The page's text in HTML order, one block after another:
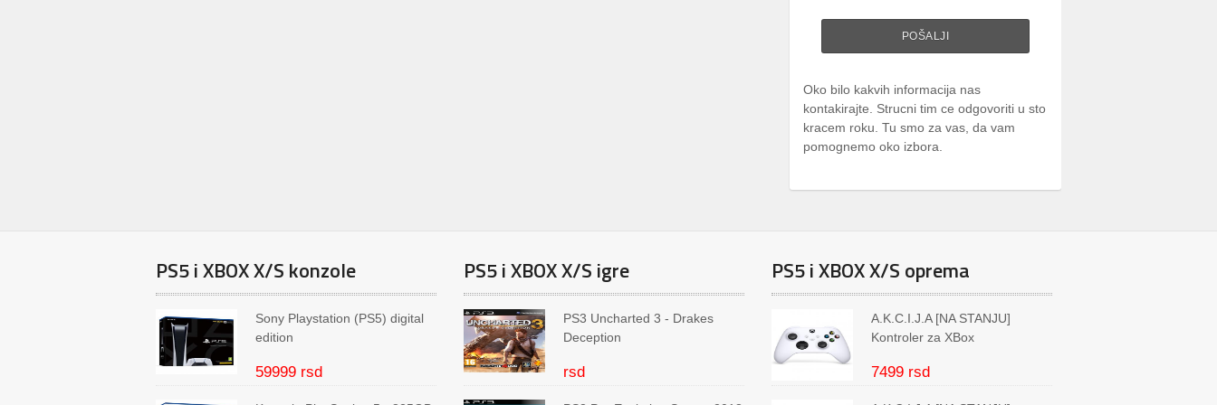
Oko bilo kakvih informacija nas
kontakirajte. Strucni tim ce odgovoriti u sto
kracem roku. Tu smo za vas, da vam
pomognemo oko izbora.
PS5 i XBOX X/S konzole
Sony Playstation (PS5) digital
edition
59999 rsd
PS5 i XBOX X/S igre
PS3 Uncharted 3 - Drakes
Deception
rsd
PS5 i XBOX X/S oprema
A.K.C.I.J.A [NA STANJU]
Kontroler za XBox
7499 rsd